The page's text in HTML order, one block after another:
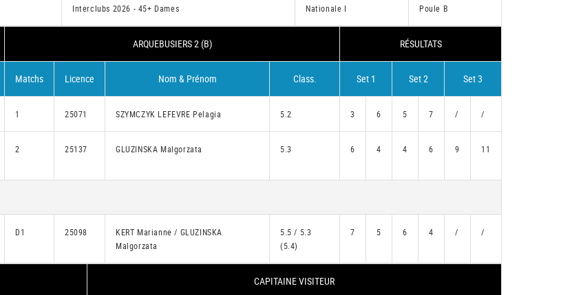
Interclubs 2026 - 45+ Dames Nationale I Poule B
ARQUEBUSIERS 2 (B) RÉSULTATS
Matchs Licence Nom & Prénom Class. Set 1 Set 2 Set 3
1 25071 SZYMCZYK LEFEVRE Pelagia 5.2 3 6 5 7 / /
2 25137 GLUZINSKA Malgorzata 5.3 6 4 4 6 9 11
D1 25098
KERT Marianne / GLUZINSKA
Malgorzata
5.5 / 5.3
(5.4)
7 5 6 4 / /
CAPITAINE VISITEUR